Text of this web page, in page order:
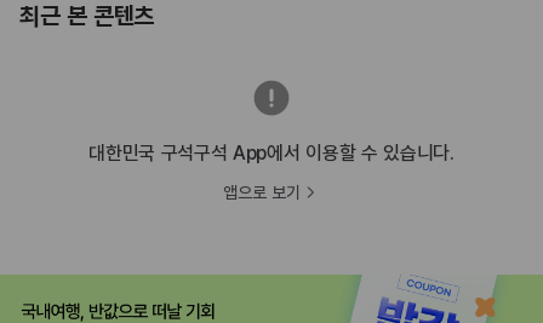
최근 본 콘텐츠
대한민국 구석구석 App에서 이용할 수 있습니다.
앱으로 보기